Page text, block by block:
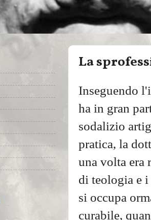
La
Inseguendo
ha in gran
sodalizio
pratica, la
una volta era
di teologia e
si occupa
curabile,